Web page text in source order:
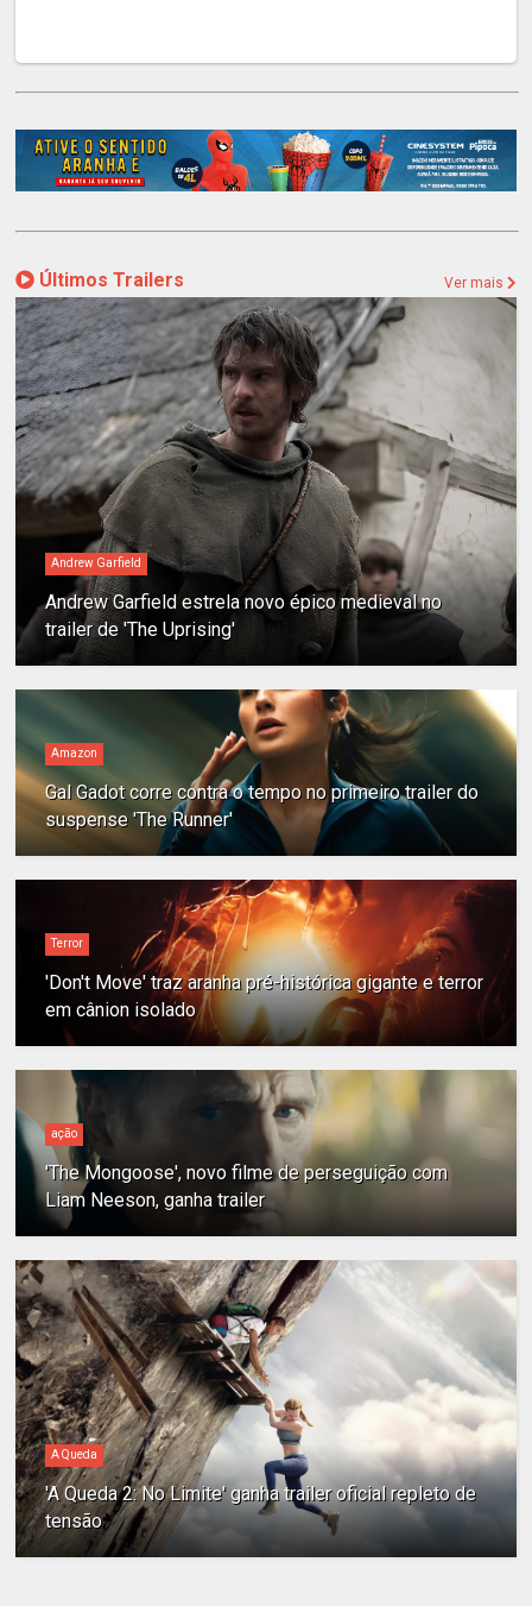
Últimos Trailers Ver mais
Andrew Garfield
Andrew Garfield estrela novo épico medieval no
trailer de 'The Uprising'
Amazon
Gal Gadot corre contra o tempo no primeiro trailer do
suspense 'The Runner'
Terror
'Don't Move' traz aranha pré-histórica gigante e terror
em cânion isolado
ação
'The Mongoose', novo filme de perseguição com
Liam Neeson, ganha trailer
A Queda
'A Queda 2: No Limite' ganha trailer oficial repleto de
tensão